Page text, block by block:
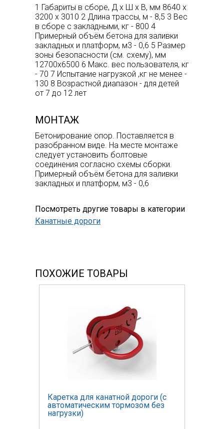
1 Габариты в сборе, Д х Ш х В, мм 8640 х
3200 х 3010 2 Длина трассы, м - 8,5 3 Вес
в сборе с закладными, кг - 800 4
Примерный объём бетона для заливки
закладных и платформ, м3 - 0,6 5 Размер
зоны безопасности (см. схему), мм
12700х6500 6 Макс. вес пользователя, кг
- 70 7 Испытание нагрузкой ,кг не менее -
130 8 Возрастной диапазон - для детей
от 7 до 12 лет
МОНТАЖ
Бетонирование опор. Поставляется в
разобранном виде. На месте монтаже
следует установить болтовые
соединения согласно схемы сборки.
Примерный объём бетона для заливки
закладных и платформ, м3 - 0,6
Посмотреть другие товары в категории
Канатные дороги
ПОХОЖИЕ ТОВАРЫ
Каретка для канатной дороги (с
автоматическим тормозом без
нагрузки)